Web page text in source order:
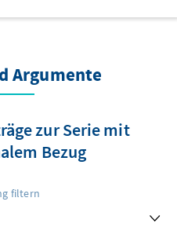
Argumente
zur Serie mit
Bezug
filtern